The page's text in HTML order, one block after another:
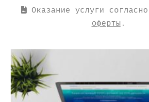
Оказание услуги согласно
оферты .